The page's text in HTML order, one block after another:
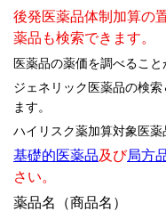
後発医薬品体制加算の
薬品も検索できます。
医薬品の薬価を調べること
ジェネリック医薬品の検
ます。
ハイリスク薬加算対象医薬
基礎的医薬品及び局方
さい。
薬品名（商品名）